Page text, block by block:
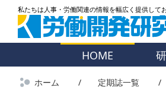
HOME
ホーム 定期誌一覧